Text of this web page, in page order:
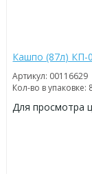
Кашпо (87л) КП-
Артикул: 00116629
Кол-во в упаковке:
Для просмотра